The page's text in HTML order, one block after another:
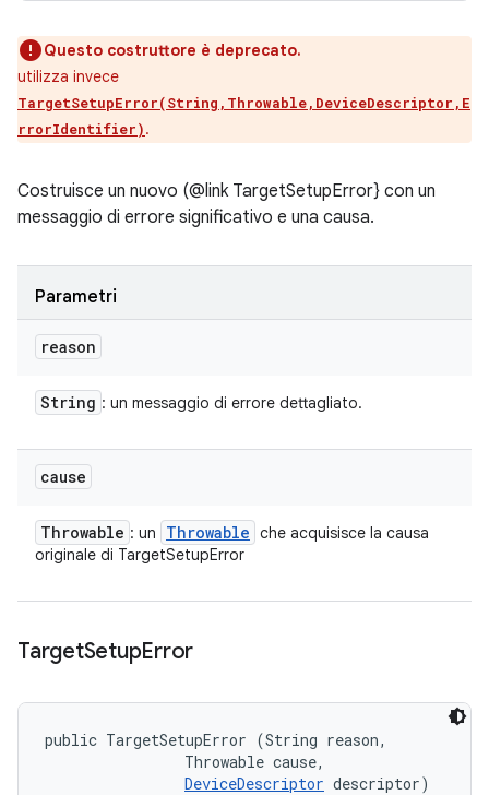
Questo costruttore è deprecato.
utilizza invece
TargetSetupError(String,Throwable,DeviceDescriptor,E
rrorIdentifier).
Costruisce un nuovo (@link TargetSetupError} con un
messaggio di errore significativo e una causa.
Parametri
reason
String : un messaggio di errore dettagliato.
cause
Throwable : un Throwable che acquisisce la causa
originale di TargetSetupError
TargetSetupError
public TargetSetupError (String reason,
                Throwable cause,
DeviceDescriptor descriptor)